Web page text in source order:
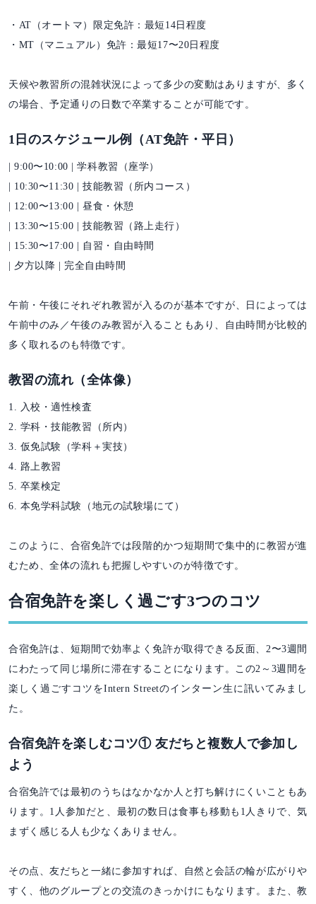
・AT（オートマ）限定免許：最短14日程度
・MT（マニュアル）免許：最短17〜20日程度
天候や教習所の混雑状況によって多少の変動はありますが、多く
の場合、予定通りの日数で卒業することが可能です。
1日のスケジュール例（AT免許・平日）
| 9:00〜10:00 | 学科教習（座学）
| 10:30〜11:30 | 技能教習（所内コース）
| 12:00〜13:00 | 昼食・休憩
| 13:30〜15:00 | 技能教習（路上走行）
| 15:30〜17:00 | 自習・自由時間
| 夕方以降 | 完全自由時間
午前・午後にそれぞれ教習が入るのが基本ですが、日によっては
午前中のみ／午後のみ教習が入ることもあり、自由時間が比較的
多く取れるのも特徴です。
教習の流れ（全体像）
1. 入校・適性検査
2. 学科・技能教習（所内）
3. 仮免試験（学科＋実技）
4. 路上教習
5. 卒業検定
6. 本免学科試験（地元の試験場にて）
このように、合宿免許では段階的かつ短期間で集中的に教習が進
むため、全体の流れも把握しやすいのが特徴です。
合宿免許を楽しく過ごす3つのコツ
合宿免許は、短期間で効率よく免許が取得できる反面、2〜3週間
にわたって同じ場所に滞在することになります。この2～3週間を
楽しく過ごすコツをIntern Streetのインターン生に訊いてみまし
た。
合宿免許を楽しむコツ① 友だちと複数人で参加し
よう
合宿免許では最初のうちはなかなか人と打ち解けにくいこともあ
ります。1人参加だと、最初の数日は食事も移動も1人きりで、気
まずく感じる人も少なくありません。
その点、友だちと一緒に参加すれば、自然と会話の輪が広がりや
すく、他のグループとの交流のきっかけにもなります。また、教